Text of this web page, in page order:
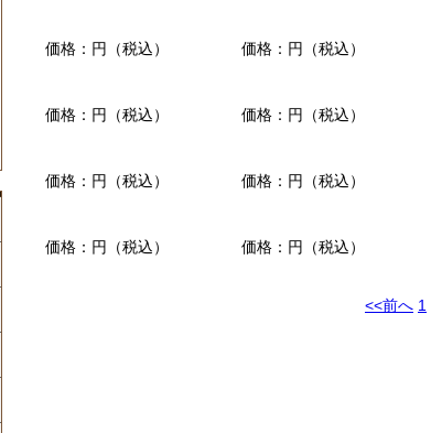
価格：円（税込） 価格：円（税込）
価格：円（税込） 価格：円（税込）
価格：円（税込） 価格：円（税込）
価格：円（税込） 価格：円（税込）
<<前へ 1